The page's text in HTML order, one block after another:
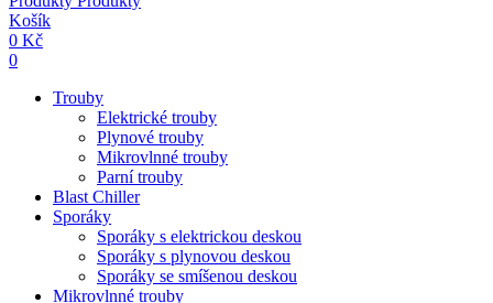
Košík
0 Kč
0
Trouby
Elektrické trouby
Plynové trouby
Mikrovlnné trouby
Parní trouby
Blast Chiller
Sporáky
Sporáky s elektrickou deskou
Sporáky s plynovou deskou
Sporáky se smíšenou deskou
Mikrovlnné trouby